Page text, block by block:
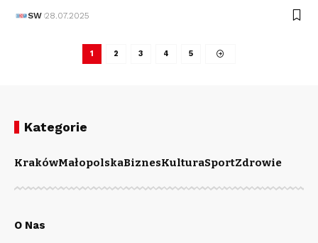
SW 28.07.2025
1 2 3 4 5
Kategorie
KrakówMałopolskaBiznesKulturaSportZdrowie
O Nas